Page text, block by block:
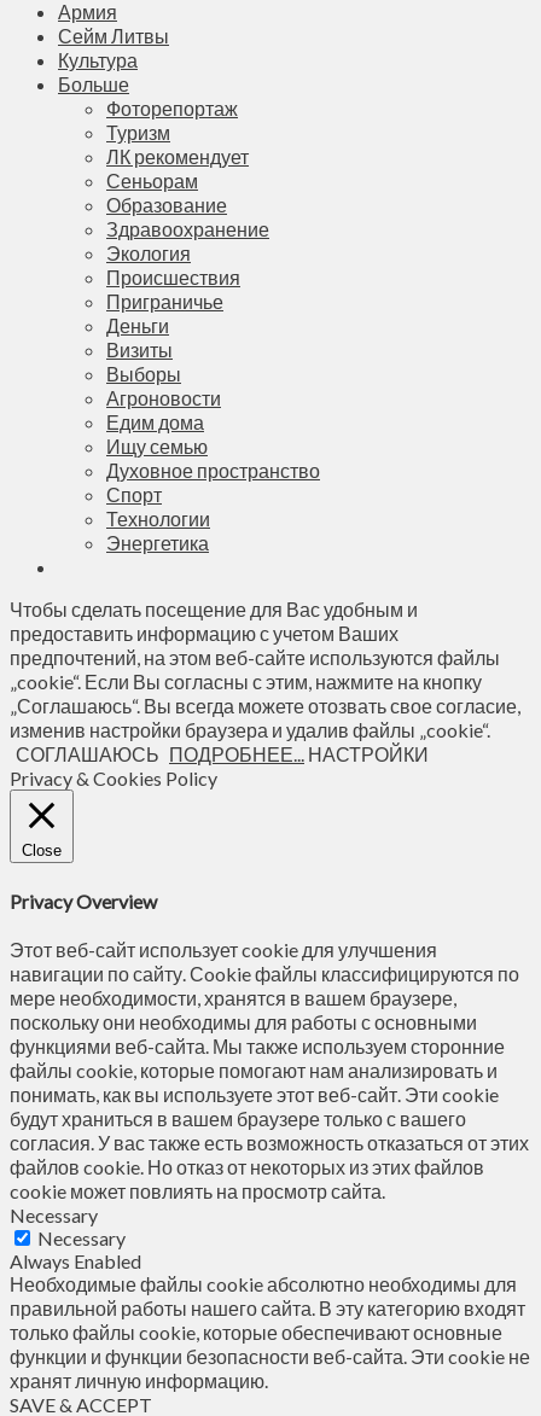
Армия
Сейм Литвы
Культура
Больше
Фоторепортаж
Туризм
ЛК рекомендует
Сеньорам
Образование
Здравоохранение
Экология
Происшествия
Приграничье
Деньги
Визиты
Выборы
Агроновости
Едим дома
Ищу семью
Духовное пространство
Спорт
Технологии
Энергетика
Чтобы сделать посещение для Вас удобным и
предоставить информацию с учетом Ваших
предпочтений, на этом веб-сайте используются файлы
„cookie“. Если Вы согласны с этим, нажмите на кнопку
„Соглашаюсь“. Вы всегда можете отозвать свое согласие,
изменив настройки браузера и удалив файлы „cookie“.
СОГЛАШАЮСЬ ПОДРОБНЕЕ... НАСТРОЙКИ
Privacy & Cookies Policy
Close
Privacy Overview
Этот веб-сайт использует cookie для улучшения
навигации по сайту. Сookie файлы классифицируются по
мере необходимости, хранятся в вашем браузере,
поскольку они необходимы для работы с основными
функциями веб-сайта. Мы также используем сторонние
файлы cookie, которые помогают нам анализировать и
понимать, как вы используете этот веб-сайт. Эти cookie
будут храниться в вашем браузере только с вашего
согласия. У вас также есть возможность отказаться от этих
файлов cookie. Но отказ от некоторых из этих файлов
cookie может повлиять на просмотр сайта.
Necessary
Necessary
Always Enabled
Необходимые файлы cookie абсолютно необходимы для
правильной работы нашего сайта. В эту категорию входят
только файлы cookie, которые обеспечивают основные
функции и функции безопасности веб-сайта. Эти cookie не
хранят личную информацию.
SAVE & ACCEPT